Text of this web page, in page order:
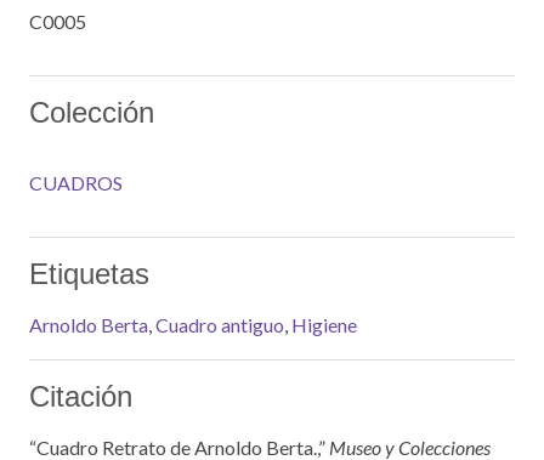
C0005
Colección
CUADROS
Etiquetas
Arnoldo Berta,Cuadro antiguo, Higiene
Citación
“Cuadro Retrato de Arnoldo Berta.,” Museo y Colecciones